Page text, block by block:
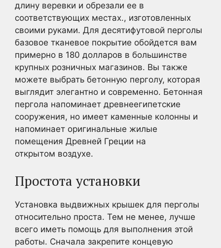
длину веревки и обрезали ее в
соответствующих местах., изготовленных
своими руками. Для десятифутовой перголы
базовое тканевое покрытие обойдется вам
примерно в 180 долларов в большинстве
крупных розничных магазинов. Вы также
можете выбрать бетонную перголу, которая
выглядит элегантно и современно. Бетонная
пергола напоминает древнеегипетские
сооружения, но имеет каменные колонны и
напоминает оригинальные жилые
помещения Древней Греции на
открытом воздухе.
Простота установки
Установка выдвижных крышек для перголы
относительно проста. Тем не менее, лучше
всего иметь помощь для выполнения этой
работы. Сначала закрепите концевую